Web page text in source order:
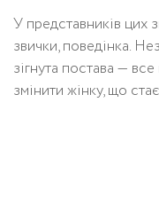
У представників цих
звички, поведінка.
зігнута постава —
змінити жінку, що